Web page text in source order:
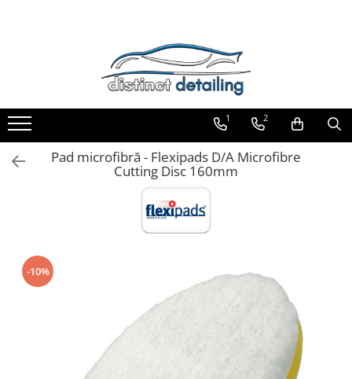
Unelte Tornador®
Piese de Schimb Tornador®
Maşini de Polishat
Talere şi Piese de Schimb
Decontaminare
Tratament Plastice
1 2
Pad microfibră - Flexipads D/A Microfibre
Cutting Disc 160mm
-10%